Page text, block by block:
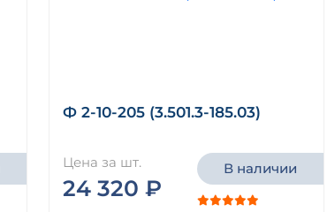
Ф 2-10-205 (3.501.3-185.03)
Цена за шт.
24 320 ₽
В наличии